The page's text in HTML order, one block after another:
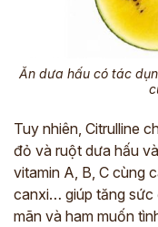
Ăn dưa hấu có tác
Tuy nhiên, Citrulline
đỏ và ruột dưa hấu
vitamin A, B, C cùng
canxi… giúp tăng sức
mãn và ham muốn